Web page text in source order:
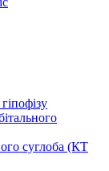
суглоба (КТ